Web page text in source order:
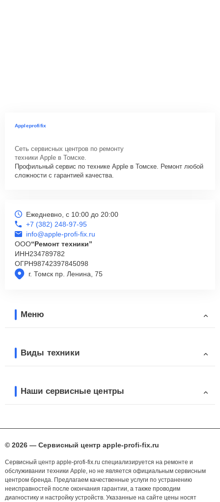
Appleprofifix
Сеть сервисных центров по ремонту
техники Apple в Томске.
Профильный сервис по технике Apple в Томске. Ремонт любой
сложности с гарантией качества.
г. Томск пр. Ленина, 75
Ежедневно, с 10:00 до 20:00
+7 (382) 248-97-95
info@apple-profi-fix.ru
ООО“Ремонт техники”
ИНН234789782
ОГРН98742397845098
Меню
Виды техники
Наши сервисные центры
© 2026 — Сервисный центр apple-profi-fix.ru
Сервисный центр apple-profi-fix.ru специализируется на ремонте и
обслуживании техники Apple, но не является официальным сервисным
центром бренда. Предлагаем качественные услуги по устранению
неисправностей после окончания гарантии, а также проводим
диагностику и настройку устройств. Указанные на сайте цены носят